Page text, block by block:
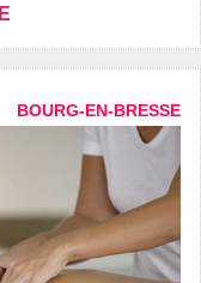
BOURG-EN-BRESSE